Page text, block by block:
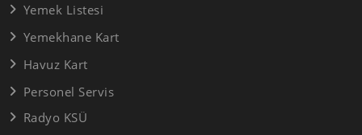
Yemek Listesi
Yemekhane Kart
Havuz Kart
Personel Servis
Radyo KSÜ